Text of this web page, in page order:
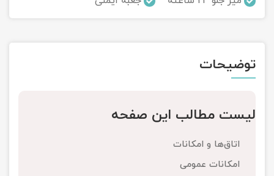
توضیحات
لیست مطالب این صفحه
اتاق‌ها و امکانات
امکانات عمومی
تور سوباتان
تور کاشان
تور اصفهان